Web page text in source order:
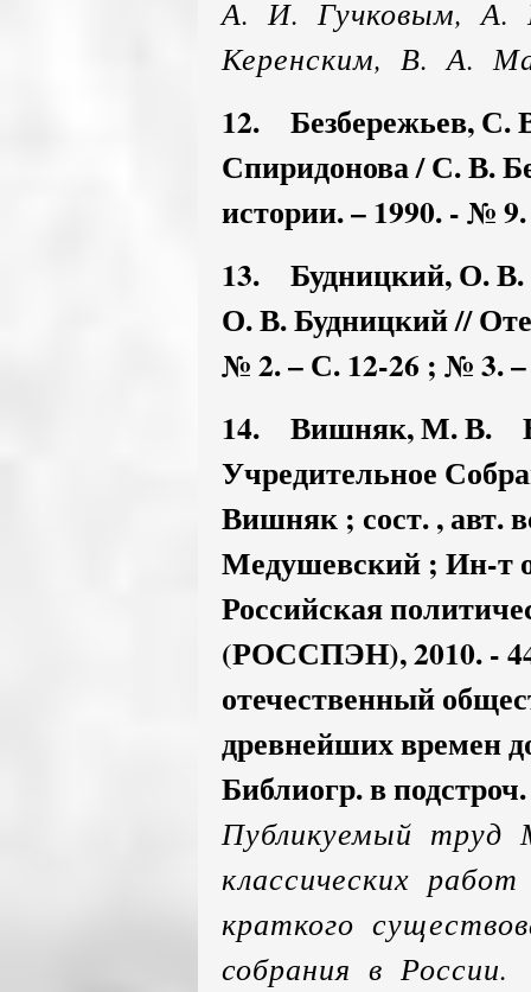
А. И. Гучковым, А.
Керенским, В. А.
12. Безбережьев,
Спиридонова / С. В.
истории. – 1990. - №
13. Будницкий, О.
О. В. Будницкий //
№ 2. – С. 12-26 ; № 3.
14. Вишняк, М. В.
Учредительное
Вишняк ; сост. , авт.
Медушевский ; Ин-т
Российская
(РОССПЭН), 2010. -
отечественный
древнейших времен
Библиогр. в
Публикуемый
классических
краткого
собрания в России.